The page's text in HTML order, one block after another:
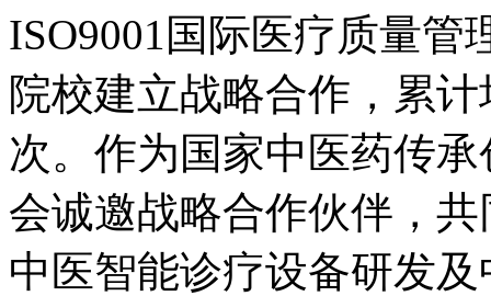
ISO9001国际医疗质量管
院校建立战略合作，累
次。作为国家中医药传
会诚邀战略合作伙伴，
中医智能诊疗设备研发